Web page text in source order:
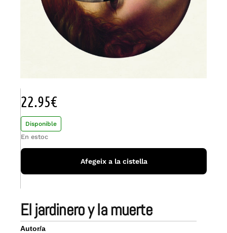
el jardinero y la muerte
Autor/a
22.95€
Disponible
En estoc
Afegeix a la cistella